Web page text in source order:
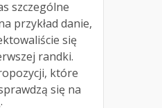
szczególne
przykład danie,
się
randki.
które
się na